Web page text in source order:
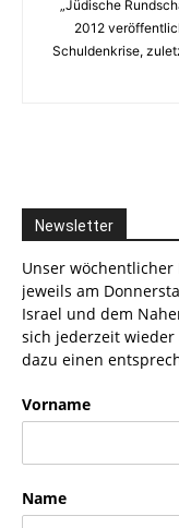
„Jüdische
2012
Schuldenkrise,
Newsletter
Unser
jeweils am
Israel und dem
sich jederzeit
dazu einen
Vorname
Name